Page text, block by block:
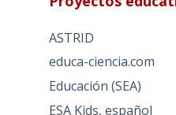
ASTRID
educa-ciencia.com
Educación (SEA)
ESA Kids, español